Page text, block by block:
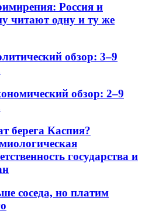
Россия и
читают одну и ту же
обзор: 3–9
обзор: 2–9
берега Каспия?
государства и
соседа, но платим